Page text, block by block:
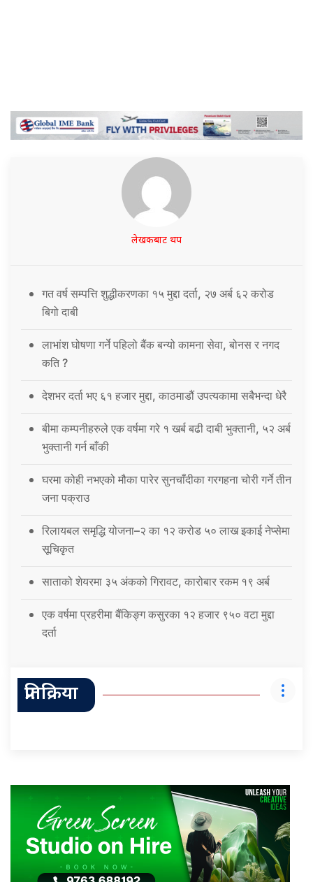
लेखकबाट थप
गत वर्ष सम्पत्ति शुद्धीकरणका १५ मुद्दा दर्ता, २७ अर्ब ६२ करोड
बिगो दाबी
लाभांश घोषणा गर्ने पहिलो बैंक बन्यो कामना सेवा, बोनस र नगद
कति ?
देशभर दर्ता भए ६१ हजार मुद्दा, काठमाडौं उपत्यकामा सबैभन्दा धेरै
बीमा कम्पनीहरुले एक वर्षमा गरे १ खर्ब बढी दाबी भुक्तानी, ५२ अर्ब
भुक्तानी गर्न बाँकी
घरमा कोही नभएको मौका पारेर सुनचाँदीका गरगहना चोरी गर्ने तीन
जना पक्राउ
रिलायबल समृद्धि योजना–२ का १२ करोड ५० लाख इकाई नेप्सेमा
सूचिकृत
साताको शेयरमा ३५ अंकको गिरावट, कारोबार रकम १९ अर्ब
एक वर्षमा प्रहरीमा बैंकिङ्ग कसुरका १२ हजार ९५० वटा मुद्दा
दर्ता
प्रतिक्रिया